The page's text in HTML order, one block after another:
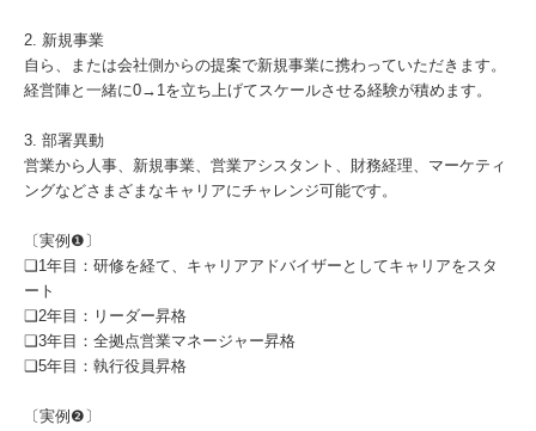
2. 新規事業
自ら、または会社側からの提案で新規事業に携わっていただきます。
経営陣と一緒に0→1を立ち上げてスケールさせる経験が積めます。
3. 部署異動
営業から人事、新規事業、営業アシスタント、財務経理、マーケティ
ングなどさまざまなキャリアにチャレンジ可能です。
〔実例❶〕
❑1年目：研修を経て、キャリアアドバイザーとしてキャリアをスタ
ート
❑2年目：リーダー昇格
❑3年目：全拠点営業マネージャー昇格
❑5年目：執行役員昇格
〔実例❷〕